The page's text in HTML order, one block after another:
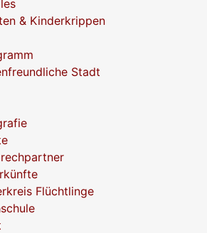
& Kinderkrippen
Stadt
Flüchtlinge